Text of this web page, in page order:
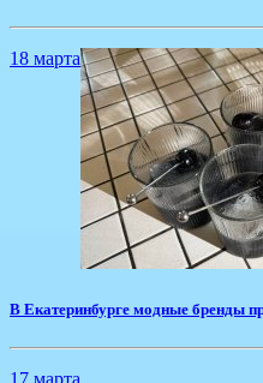
18 марта
В Екатеринбурге модные бренды
17 марта